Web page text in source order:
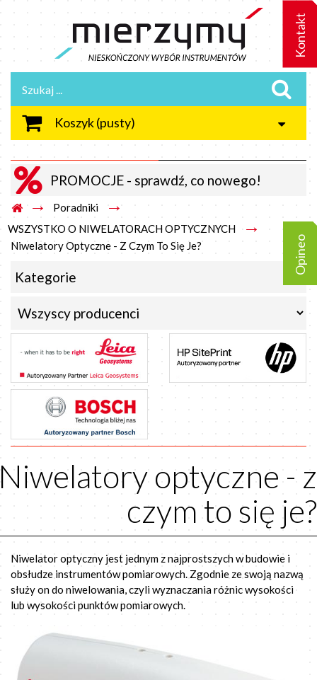
Koszyk(pusty)
PROMOCJE - sprawdź, co nowego!
→ Poradniki →
WSZYSTKO O NIWELATORACH OPTYCZNYCH →
Niwelatory Optyczne - Z Czym To Się Je?
Kategorie
optyczne - z
czym to się je?
Niwelator optyczny jest jednym z najprostszych w budowie i
obsłudze instrumentów pomiarowych. Zgodnie ze swoją nazwą
służy on do niwelowania, czyli wyznaczania różnic wysokości
lub wysokości punktów pomiarowych.
Kontakt
Opineo